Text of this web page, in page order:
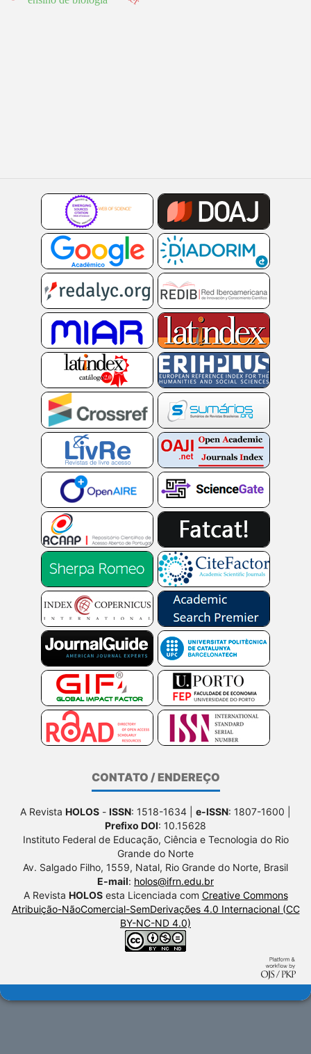
CONTATO / ENDEREÇO
A Revista HOLOS - ISSN: 1518-1634 | e-ISSN: 1807-1600 |
Prefixo DOI: 10.15628
Instituto Federal de Educação, Ciência e Tecnologia do Rio
Grande do Norte
Av. Salgado Filho, 1559, Natal, Rio Grande do Norte, Brasil
E-mail: holos@ifrn.edu.br
A Revista HOLOSesta Licenciada com Creative Commons
Atribuição-NãoComercial-SemDerivações 4.0 Internacional (CC
BY-NC-ND 4.0)